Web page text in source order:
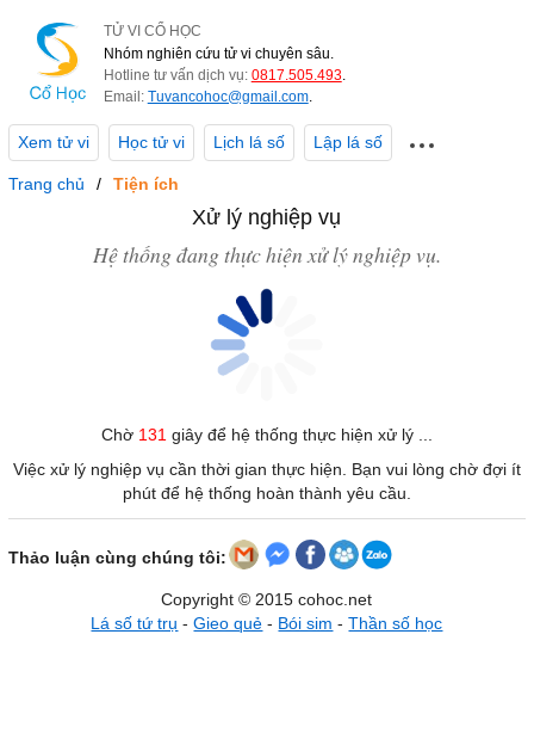
TỬ VI CỔ HỌC
Nhóm nghiên cứu tử vi chuyên sâu.
Hotline tư vấn dịch vụ: 0817.505.493.
Email: Tuvancohoc@gmail.com.
Xem tử vi Học tử vi Lịch lá số Lập lá số
Trang chủ Tiện ích
Xử lý nghiệp vụ
Hệ thống đang thực hiện xử lý nghiệp vụ.
Chờ 131 giây để hệ thống thực hiện xử lý ...
Việc xử lý nghiệp vụ cần thời gian thực hiện. Bạn vui lòng chờ đợi ít
phút để hệ thống hoàn thành yêu cầu.
Thảo luận cùng chúng tôi:
Copyright © 2015 cohoc.net
Lá số tứ trụ -Gieo quẻ - Bói sim -Thần số học